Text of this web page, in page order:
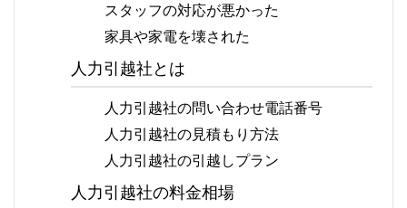
スタッフの対応が悪かった
家具や家電を壊された
人力引越社とは
人力引越社の問い合わせ電話番号
人力引越社の見積もり方法
人力引越社の引越しプラン
人力引越社の料金相場